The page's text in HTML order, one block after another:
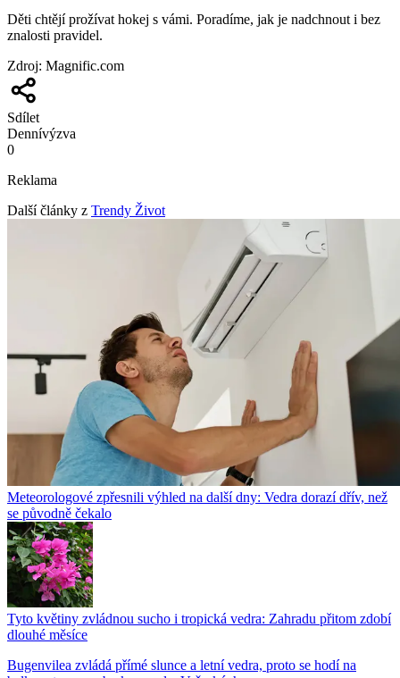
Děti chtějí prožívat hokej s vámi. Poradíme, jak je nadchnout i bez
znalosti pravidel.
Zdroj: Magnific.com
Sdílet
Dennívýzva
0
Reklama
Další články z Trendy Život
Meteorologové zpřesnili výhled na další dny: Vedra dorazí dřív, než
se původně čekalo
Tyto květiny zvládnou sucho i tropická vedra: Zahradu přitom zdobí
dlouhé měsíce
Bugenvilea zvládá přímé slunce a letní vedra, proto se hodí na